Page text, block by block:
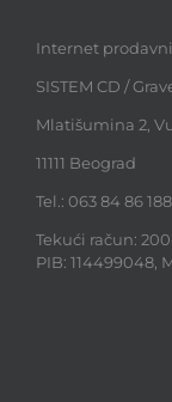
Internet
SISTEM CD /
Mlatišumina 2,
11111 Beograd
Tel.: 063 84 86 188
Tekući račun:
PIB: 114499048,